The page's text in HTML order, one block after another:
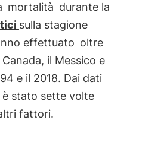
mortalità durante la
sulla stagione
effettuato oltre
il Messico e
e il 2018. Dai dati
stato sette volte
fattori.